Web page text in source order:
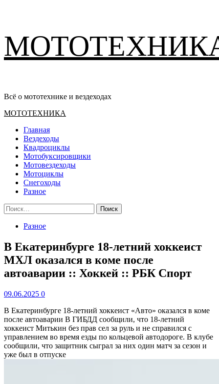
содержимому
Всё о мототехнике и вездеходах
Основное
МОТОТЕХНИКА
Главная
Вездеходы
Квадроциклы
Мотобуксировщики
Мотовездеходы
Мотоциклы
Снегоходы
Разное
Найти:
Разное
В Екатеринбурге 18-летний хоккеист
МХЛ оказался в коме после
автоаварии :: Хоккей :: РБК Спорт
09.06.2025 0
В Екатеринбурге 18-летний хоккеист «Авто» оказался в коме
после автоаварии В ГИБДД сообщили, что 18-летний
хоккеист Митькин без прав сел за руль и не справился с
управлением во время езды по кольцевой автодороге. В клубе
сообщили, что защитник сыграл за них один матч за сезон и
уже был в отпуске